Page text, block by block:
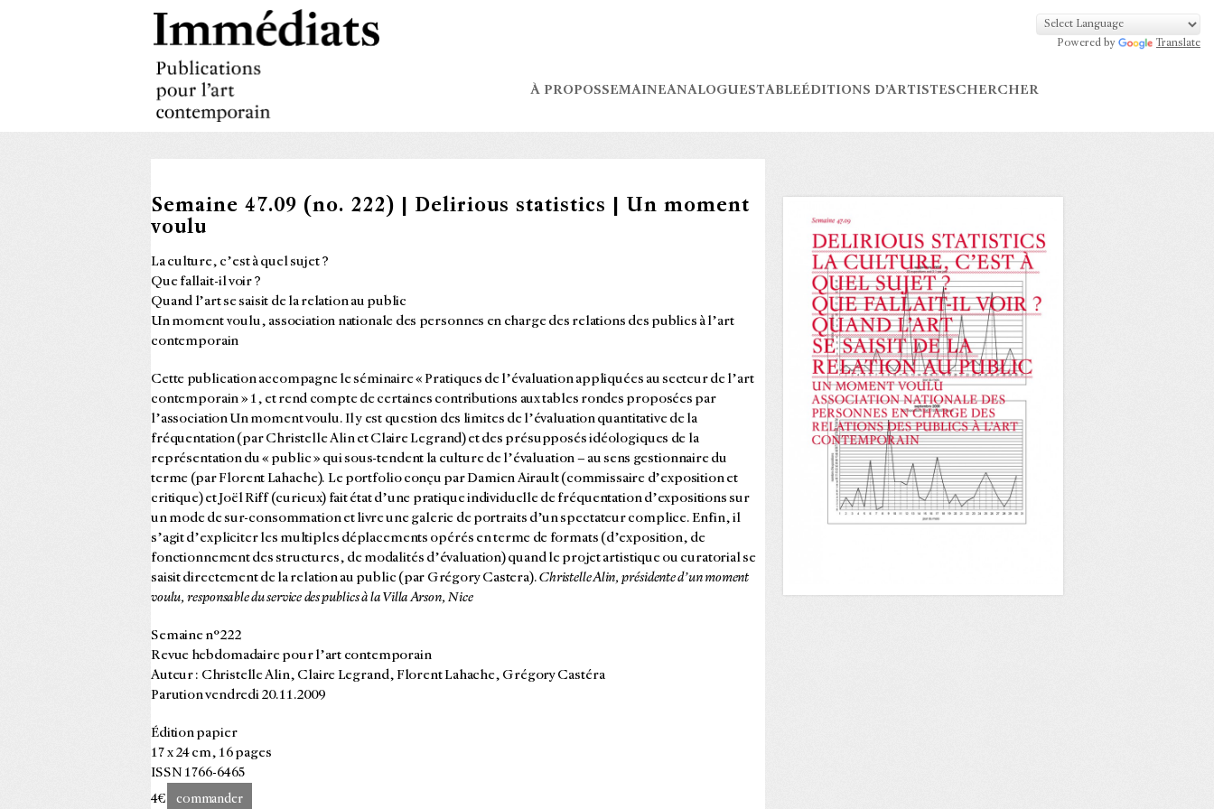
Powered by Translate
À PROPOSSEMAINEANALOGUESTABLEÉDITIONS D’ARTISTESCHERCHER
Semaine 47.09 (no. 222) | Delirious statistics | Un moment
voulu
La culture, c’est à quel sujet ?
Que fallait-il voir ?
Quand l’art se saisit de la relation au public
Un moment voulu, association nationale des personnes en charge des relations des publics à l’art
contemporain
Cette publication accompagne le séminaire « Pratiques de l’évaluation appliquées au secteur de l’art
contemporain » 1, et rend compte de certaines contributions aux tables rondes proposées par
l’association Un moment voulu. Il y est question des limites de l’évaluation quantitative de la
fréquentation (par Christelle Alin et Claire Legrand) et des présupposés idéologiques de la
représentation du « public » qui sous-tendent la culture de l’évaluation – au sens gestionnaire du
terme (par Florent Lahache). Le portfolio conçu par Damien Airault (commissaire d’exposition et
critique) et Joël Riff (curieux) fait état d’une pratique individuelle de fréquentation d’expositions sur
un mode de sur-consommation et livre une galerie de portraits d’un spectateur complice. Enfin, il
s’agit d’expliciter les multiples déplacements opérés en terme de formats (d’exposition, de
fonctionnement des structures, de modalités d’évaluation) quand le projet artistique ou curatorial se
saisit directement de la relation au public (par Grégory Castera). Christelle Alin, présidente d’un moment
voulu, responsable du service des publics à la Villa Arson, Nice
Semaine n°222
Revue hebdomadaire pour l’art contemporain
Auteur : Christelle Alin, Claire Legrand, Florent Lahache, Grégory Castéra
Parution vendredi 20.11.2009
Édition papier
17 x 24 cm, 16 pages
ISSN 1766-6465
4€
commander